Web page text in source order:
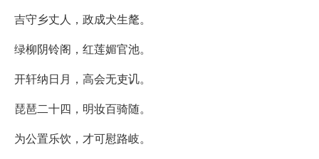
吉守乡丈人，政成犬生氂。
绿柳阴铃阁，红莲媚官池。
开轩纳日月，高会无吏讥。
琵琶二十四，明妆百骑随。
为公置乐饮，才可慰路岐。